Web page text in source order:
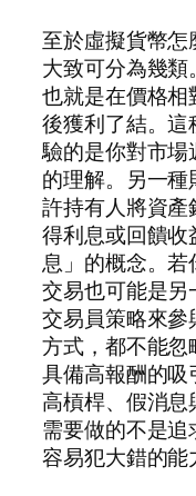
至於虛擬貨幣
大致可分為幾類
也就是在價格
後獲利了結。
驗的是你對市
的理解。另一
許持有人將資
得利息或回饋
息」的概念。
交易也可能是
交易員策略來
方式，都不能
具備高報酬的吸
高槓桿、假消
需要做的不是
容易犯大錯的能